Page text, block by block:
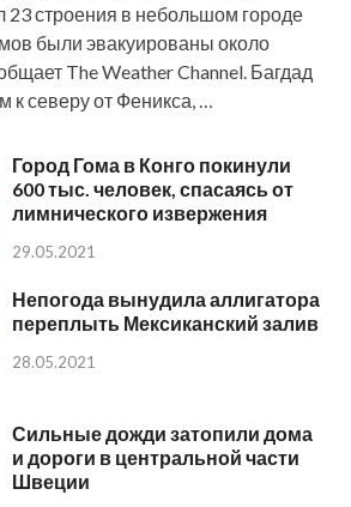
23 строения в небольшом городе
были эвакуированы около
The Weather Channel. Багдад
к северу от Феникса, …
Город Гома в Конго покинули
600 тыс. человек, спасаясь от
лимнического извержения
29.05.2021
Непогода вынудила аллигатора
переплыть Мексиканский залив
28.05.2021
Сильные дожди затопили дома
и дороги в центральной части
Швеции